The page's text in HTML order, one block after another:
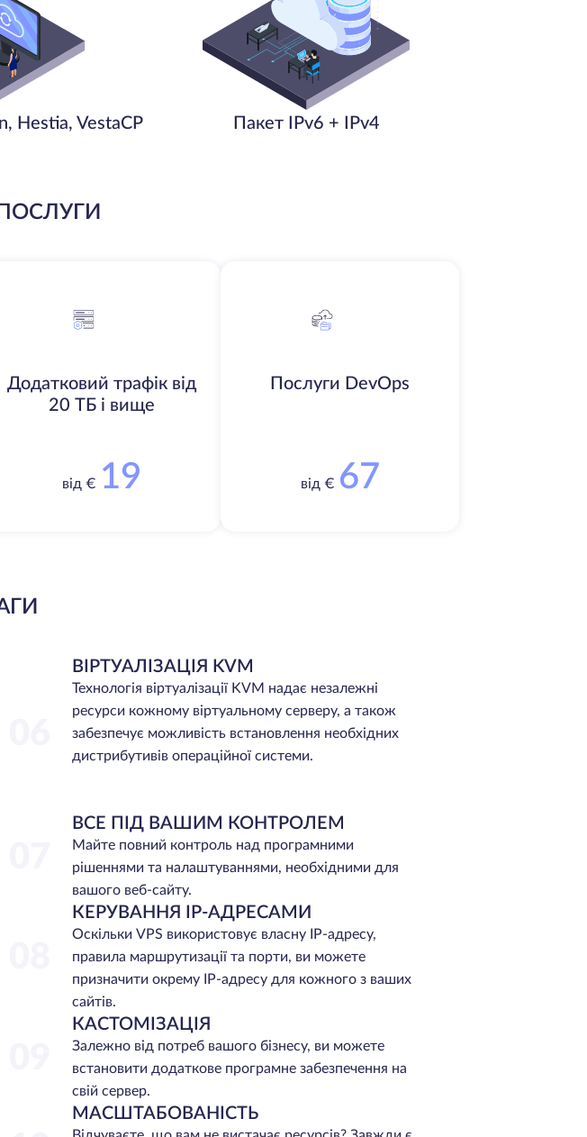
Hestia, VestaCP Пакет IPv6 + IPv4
Додатковий трафік від
20 ТБ і вище
від € 19
Послуги DevOps
від € 67
ВІРТУАЛІЗАЦІЯ KVM
Технологія віртуалізації KVM надає незалежні
ресурси кожному віртуальному серверу, а також
забезпечує можливість встановлення необхідних
дистрибутивів операційної системи.
ВСЕ ПІД ВАШИМ КОНТРОЛЕМ
Майте повний контроль над програмними
рішеннями та налаштуваннями, необхідними для
вашого веб-сайту.
КЕРУВАННЯ IP-АДРЕСАМИ
Оскільки VPS використовує власну IP-адресу,
правила маршрутизації та порти, ви можете
призначити окрему IP-адресу для кожного з ваших
сайтів.
КАСТОМІЗАЦІЯ
Залежно від потреб вашого бізнесу, ви можете
встановити додаткове програмне забезпечення на
свій сервер.
МАСШТАБОВАНІСТЬ